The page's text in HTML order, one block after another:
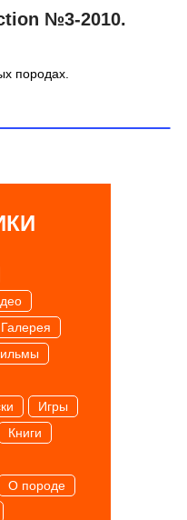
№3-2010.
породах.
Галерея
Игры
Книги
О породе